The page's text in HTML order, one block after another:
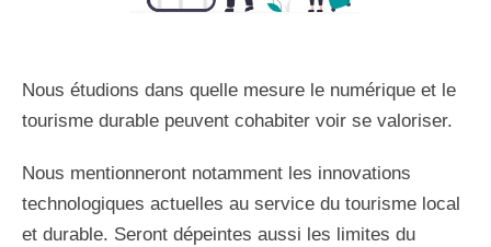
Nous étudions dans quelle mesure le numérique et le
tourisme durable peuvent cohabiter voir se valoriser.
Nous mentionneront notamment les innovations
technologiques actuelles au service du tourisme local
et durable. Seront dépeintes aussi les limites du